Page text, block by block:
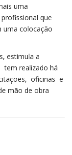
uma
que
uma colocação
estimula a
tem realizado há
oficinas e
mão de obra